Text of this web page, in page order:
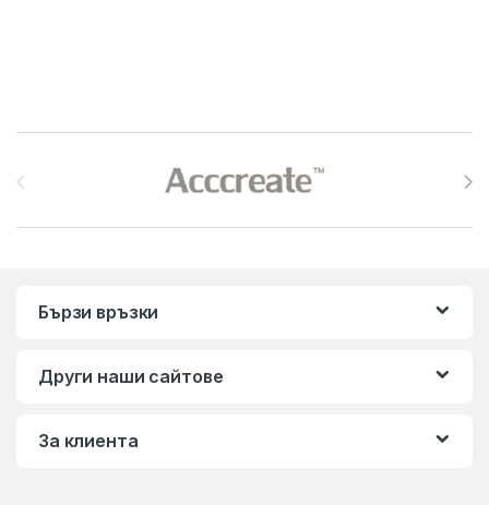
Бързи връзки
Други наши сайтове
За клиента